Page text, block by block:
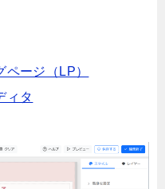
ージ（LP）
ィタ